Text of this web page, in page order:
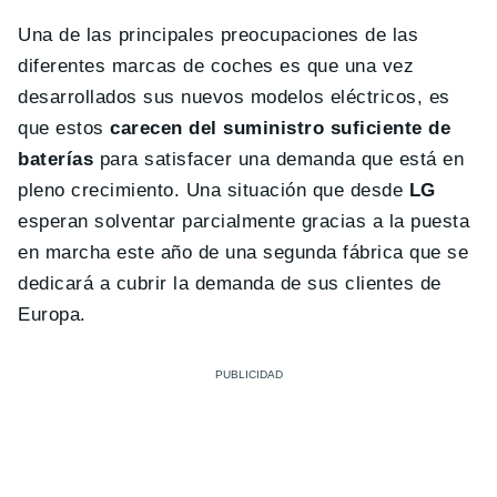
Una de las principales preocupaciones de las
diferentes marcas de coches es que una vez
desarrollados sus nuevos modelos eléctricos, es
que estoscarecen del suministro suficiente de
baterías para satisfacer una demanda que está en
pleno crecimiento. Una situación que desde LG
esperan solventar parcialmente gracias a la puesta
en marcha este año de una segunda fábrica que se
dedicará a cubrir la demanda de sus clientes de
Europa.